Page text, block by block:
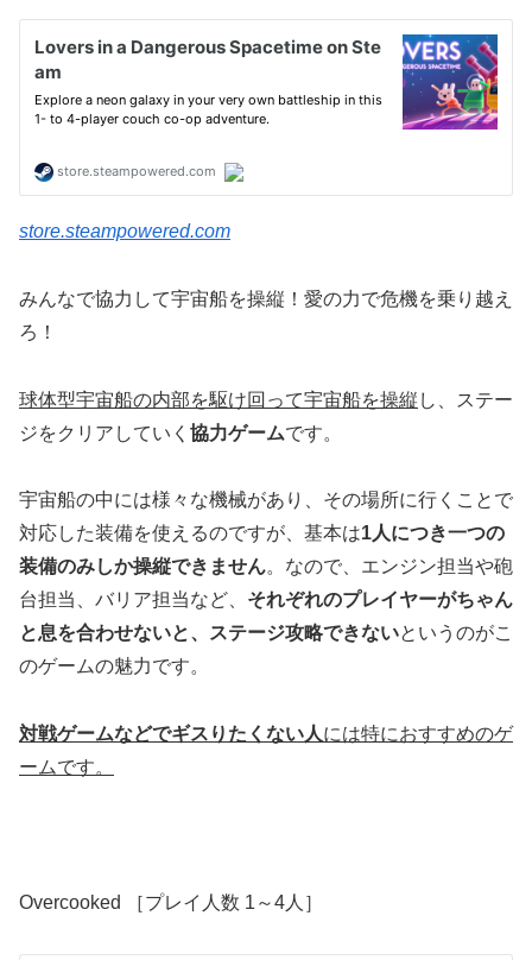
store.steampowered.com
みんなで協力して宇宙船を操縦！愛の力で危機を乗り越え
ろ！
球体型宇宙船の内部を駆け回って宇宙船を操縦し、ステー
ジをクリアしていく 協力ゲームです。
宇宙船の中には様々な機械があり、その場所に行くことで
対応した装備を使えるのですが、基本は1人につき一つの
装備のみしか操縦できません。なので、エンジン担当や砲
台担当、バリア担当など、 それぞれのプレイヤーがちゃん
と息を合わせないと、ステージ攻略できないというのがこ
のゲームの魅力です。
対戦ゲームなどでギスりたくない人には特におすすめのゲ
ームです。
Overcooked ［プレイ人数 1～4人］